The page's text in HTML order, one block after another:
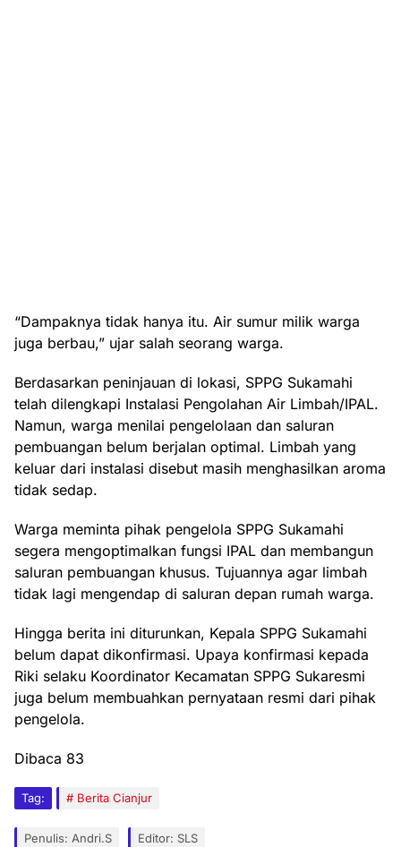
“Dampaknya tidak hanya itu. Air sumur milik warga
juga berbau,” ujar salah seorang warga.
Berdasarkan peninjauan di lokasi, SPPG Sukamahi
telah dilengkapi Instalasi Pengolahan Air Limbah/IPAL.
Namun, warga menilai pengelolaan dan saluran
pembuangan belum berjalan optimal. Limbah yang
keluar dari instalasi disebut masih menghasilkan aroma
tidak sedap.
Warga meminta pihak pengelola SPPG Sukamahi
segera mengoptimalkan fungsi IPAL dan membangun
saluran pembuangan khusus. Tujuannya agar limbah
tidak lagi mengendap di saluran depan rumah warga.
Hingga berita ini diturunkan, Kepala SPPG Sukamahi
belum dapat dikonfirmasi. Upaya konfirmasi kepada
Riki selaku Koordinator Kecamatan SPPG Sukaresmi
juga belum membuahkan pernyataan resmi dari pihak
pengelola.
Dibaca 83
Tag: Berita Cianjur
Penulis: Andri.S Editor: SLS